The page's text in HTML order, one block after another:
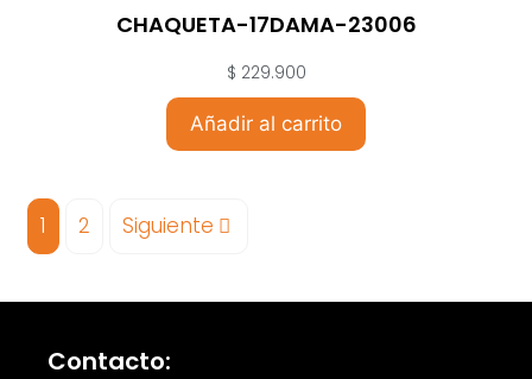
CHAQUETA-17DAMA-23006
$ 229.900
Añadir al carrito
1 2 Siguiente
Contacto: